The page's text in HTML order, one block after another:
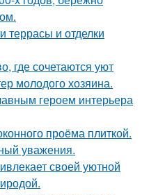
террасы и отделки
где сочетаются уют
молодого хозяина.
героем интерьера
проёма плиткой.
уважения.
своей уютной